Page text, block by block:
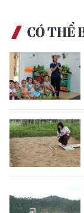
РУССКИЙ
ESPAÑOL
한국어
CÓ THỂ